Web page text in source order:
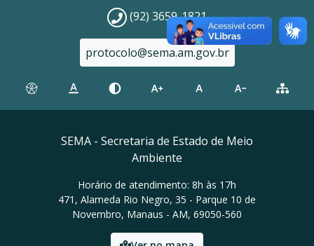
(92) 3659-1821
protocolo@sema.am.gov.br
SEMA - Secretaria de Estado de Meio
Ambiente
Horário de atendimento: 8h às 17h
471, Alameda Rio Negro, 35 - Parque 10 de
Novembro, Manaus - AM, 69050-560